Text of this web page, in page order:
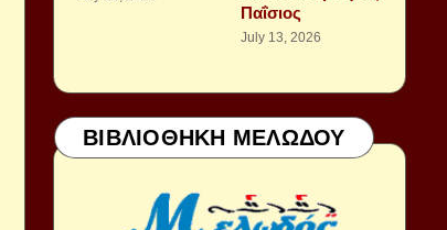
Παΐσιος
July 13, 2026
ΒΙΒΛΙΟΘΗΚΗ ΜΕΛΩΔΟΥ